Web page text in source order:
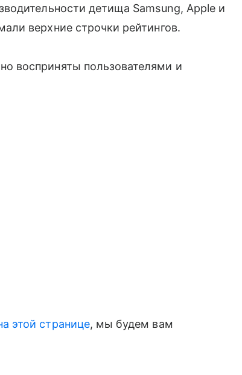
детища Samsung, Apple и
верхние строчки рейтингов.
восприняты пользователями и
этой странице, мы будем вам